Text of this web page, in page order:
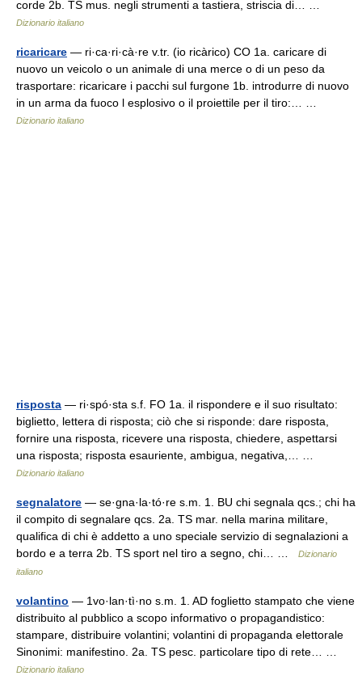
corde 2b. TS mus. negli strumenti a tastiera, striscia di… …
Dizionario italiano
ricaricare — ri·ca·ri·cà·re v.tr. (io ricàrico) CO 1a. caricare di
nuovo un veicolo o un animale di una merce o di un peso da
trasportare: ricaricare i pacchi sul furgone 1b. introdurre di nuovo
in un arma da fuoco l esplosivo o il proiettile per il tiro:… …
Dizionario italiano
risposta — ri·spó·sta s.f. FO 1a. il rispondere e il suo risultato:
biglietto, lettera di risposta; ciò che si risponde: dare risposta,
fornire una risposta, ricevere una risposta, chiedere, aspettarsi
una risposta; risposta esauriente, ambigua, negativa,… …
Dizionario italiano
segnalatore — se·gna·la·tó·re s.m. 1. BU chi segnala qcs.; chi ha
il compito di segnalare qcs. 2a. TS mar. nella marina militare,
qualifica di chi è addetto a uno speciale servizio di segnalazioni a
bordo e a terra 2b. TS sport nel tiro a segno, chi… …
Dizionario
italiano
volantino — 1vo·lan·tì·no s.m. 1. AD foglietto stampato che viene
distribuito al pubblico a scopo informativo o propagandistico:
stampare, distribuire volantini; volantini di propaganda elettorale
Sinonimi: manifestino. 2a. TS pesc. particolare tipo di rete… …
Dizionario italiano